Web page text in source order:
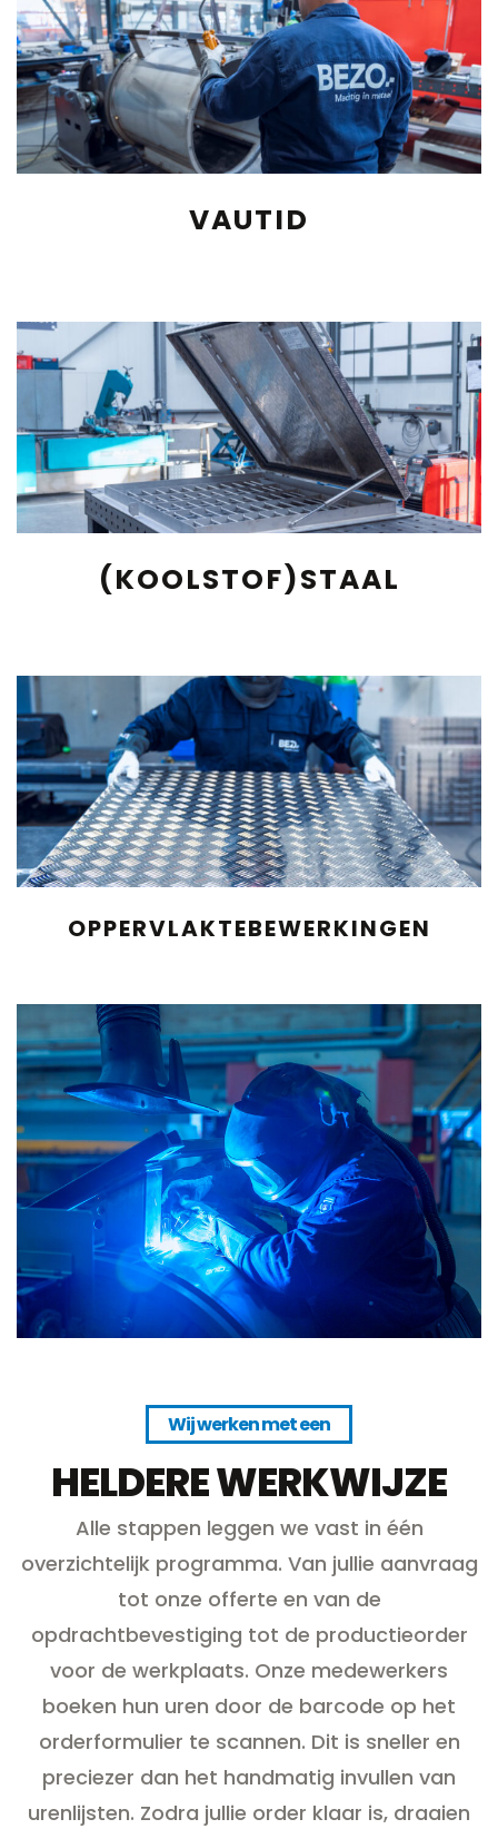
VAUTID
(KOOLSTOF)STAAL
OPPERVLAKTEBEWERKINGEN
Wij werken met een
HELDERE WERKWIJZE
Alle stappen leggen we vast in één
overzichtelijk programma. Van jullie aanvraag
tot onze offerte en van de
opdrachtbevestiging tot de productieorder
voor de werkplaats. Onze medewerkers
boeken hun uren door de barcode op het
orderformulier te scannen. Dit is sneller en
preciezer dan het handmatig invullen van
urenlijsten. Zodra jullie order klaar is, draaien